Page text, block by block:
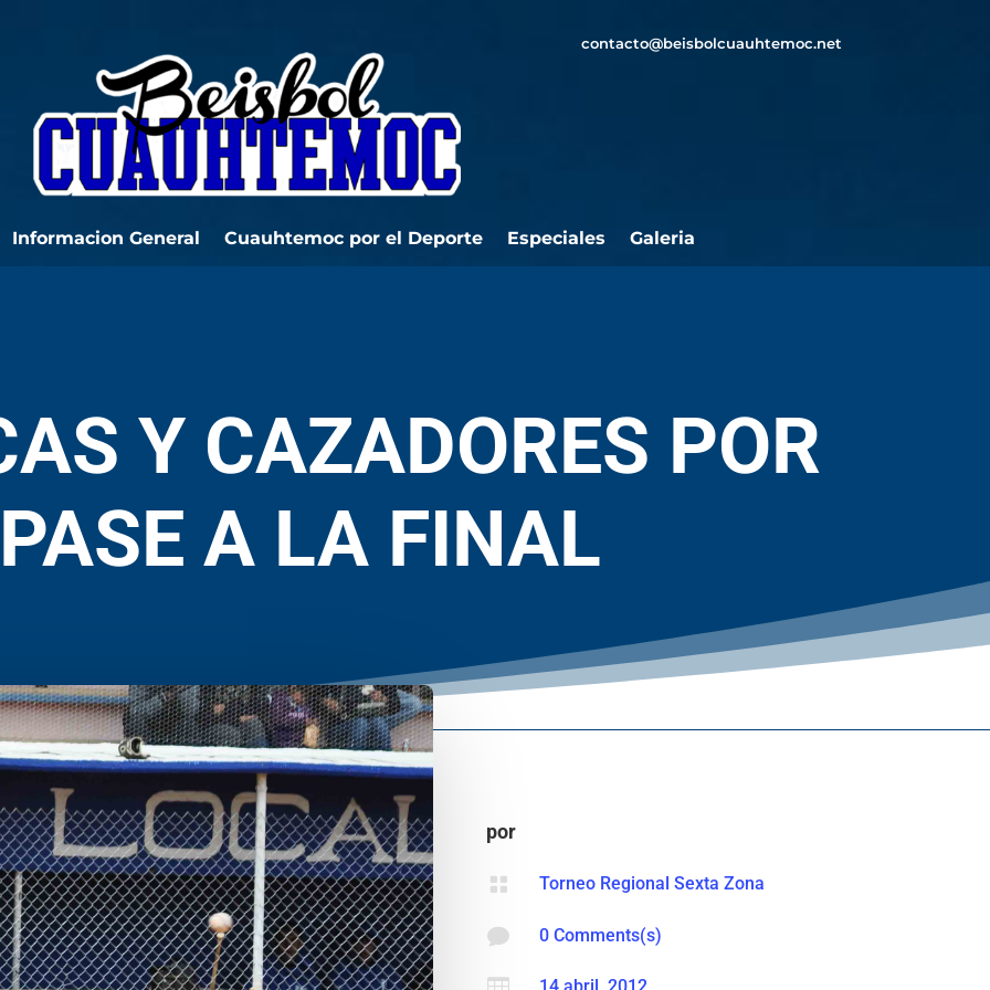
contacto@beisbolcuauhtemoc.net
Informacion General Cuauhtemoc por el Deporte Especiales Galeria
Y CAZADORES POR
A LA FINAL
por
 Torneo Regional Sexta Zona
 0 Comments(s)
14 abril, 2012